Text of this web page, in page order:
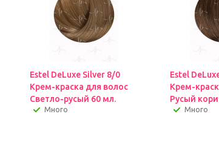
Estel DeLuxe Silver 8/0
Крем-краска для волос
Светло-русый 60 мл.
Много
Estel
Крем-
Русый
Много